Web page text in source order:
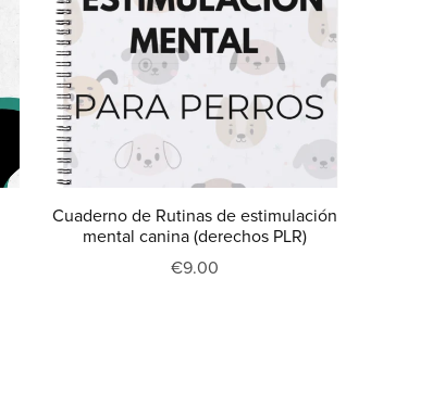
Cuaderno de Rutinas de estimulación
mental canina (derechos PLR)
€9.00